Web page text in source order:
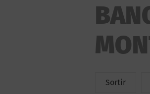
Sortir